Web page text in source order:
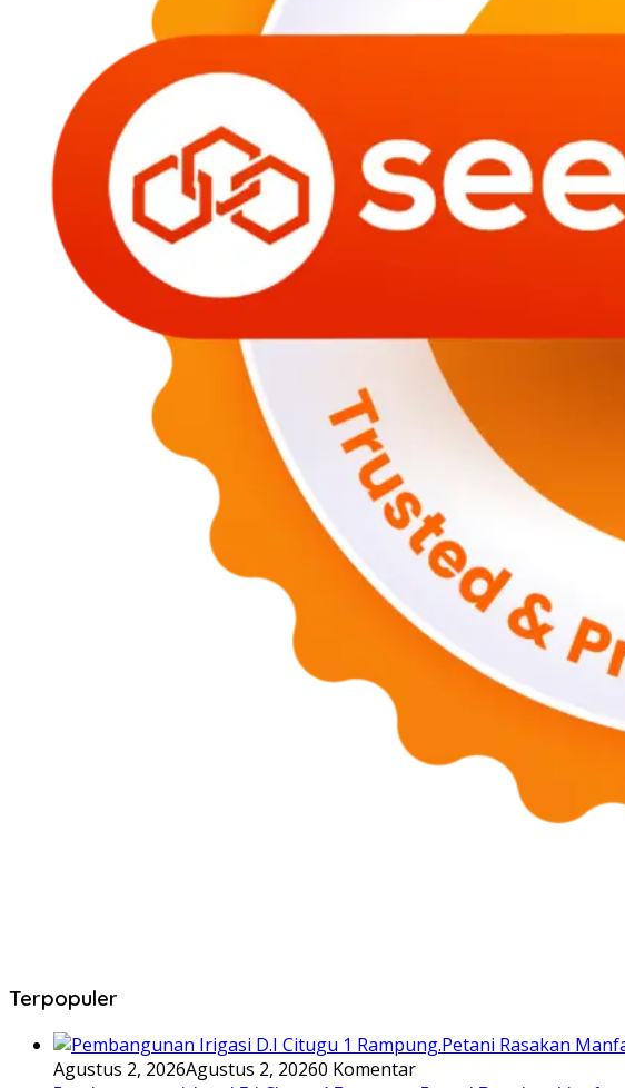
Terpopuler
Agustus 2, 2026Agustus 2, 20260 Komentar